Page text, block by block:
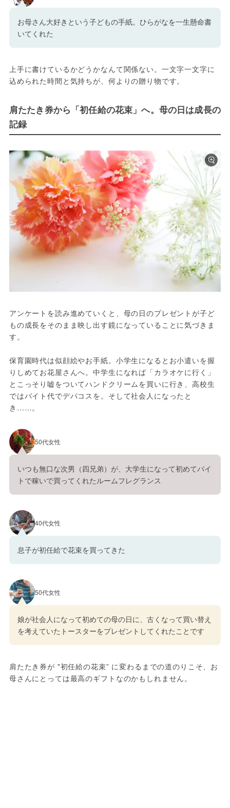
お母さん大好きという子どもの手紙。ひらがなを一生懸命書
いてくれた
上手に書けているかどうかなんて関係ない。一文字一文字に
込められた時間と気持ちが、何よりの贈り物です。
肩たたき券から「初任給の花束」へ。母の日は成長の
記録
アンケートを読み進めていくと、母の日のプレゼントが子ど
もの成長をそのまま映し出す鏡になっていることに気づきま
す。
保育園時代は似顔絵やお手紙。小学生になるとお小遣いを握
りしめてお花屋さんへ。中学生になれば「カラオケに行く」
とこっそり嘘をついてハンドクリームを買いに行き、高校生
ではバイト代でデパコスを。そして社会人になったと
き……。
50代女性
いつも無口な次男（四兄弟）が、大学生になって初めてバイ
トで稼いで買ってくれたルームフレグランス
40代女性
息子が初任給で花束を買ってきた
50代女性
娘が社会人になって初めての母の日に、古くなって買い替え
を考えていたトースターをプレゼントしてくれたことです
肩たたき券が "初任給の花束” に変わるまでの道のりこそ、お
母さんにとっては最高のギフトなのかもしれません。